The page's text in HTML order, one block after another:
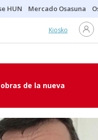
HUN Mercado Osasuna
Kiosko
de la nueva